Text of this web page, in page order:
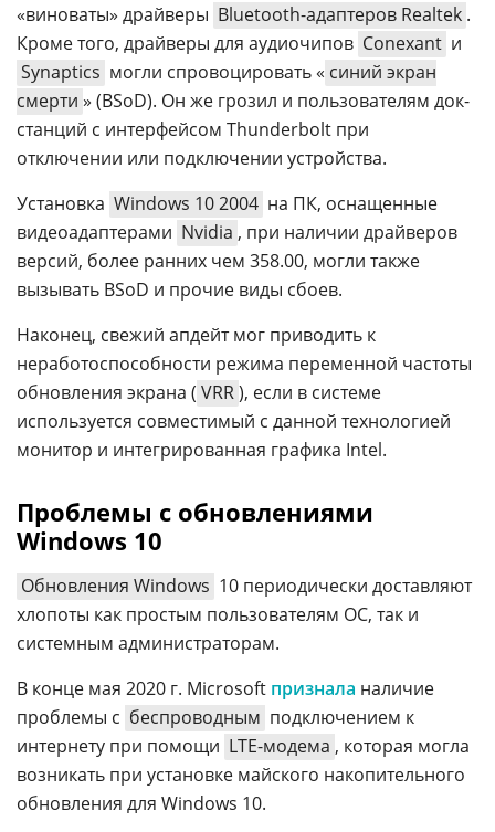
«виноваты» драйверы Bluetooth-адаптеров Realtek .
Кроме того, драйверы для аудиочипов Conexant и
Synaptics могли спровоцировать « синий экран
смерти » (BSoD). Он же грозил и пользователям док-
станций с интерфейсом Thunderbolt при
отключении или подключении устройства.
Установка Windows 10 2004 на ПК, оснащенные
видеоадаптерами Nvidia , при наличии драйверов
версий, более ранних чем 358.00, могли также
вызывать BSoD и прочие виды сбоев.
Наконец, свежий апдейт мог приводить к
неработоспособности режима переменной частоты
обновления экрана ( VRR), если в системе
используется совместимый с данной технологией
монитор и интегрированная графика Intel.
Проблемы с обновлениями
Windows 10
Обновления Windows 10 периодически доставляют
хлопоты как простым пользователям ОС, так и
системным администраторам.
В конце мая 2020 г. Microsoft признала наличие
проблемы с беспроводным подключением к
интернету при помощи LTE-модема , которая могла
возникать при установке майского накопительного
обновления для Windows 10.